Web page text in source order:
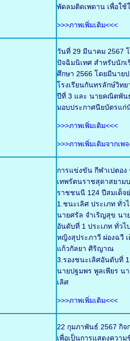
พัดลมติดเพดาน เพื่อใช้
>>>ภาพเพิ่มเติม<<<
วันที่ 29 มีนาคม 2567
ปัจฉิมนิเทศ สำหรับนัก
ศึกษา 2566 โดยมีนา
โรงเรียนกันทรลักษ์วิท
ปีที่ 3 และ นายคณิตพัน
มอบประกาศนียบัตรแก่
>>>ภาพเพิ่มเติม<<<
>>>ภาพเพิ่มเติมจากเพ
การแข่งขัน กีฬาเปตอง
เทพรัตนราชสุดาสยาม
ราชชนนี 124 ปีสมเด็จ
1.ชนะเลิศ ประเภท ทั่ว
นายศรัล จำเริญสุข นา
อันดับที่ 1 ประเภท ทั่ว
หญิงสุประภาวี ผ่องฉวี
แก้วกัลยา ศิริญาณ
3.รองชนะเลิศอันดับที่
นายปฐมพร พูลเพียร น
เลิศ
>>>ภาพเพิ่มเติม<<<
22 กุมภาพันธ์ 2567 กิจ
เพื่อเป็นการแสดงควา